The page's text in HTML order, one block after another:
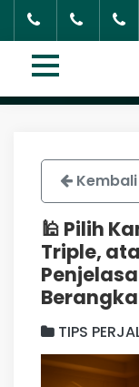
🕌 Pilih
Triple,
TIPS